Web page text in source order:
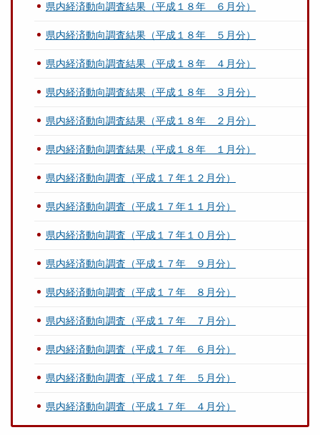
県内経済動向調査結果（平成１８年 ６月分）
県内経済動向調査結果（平成１８年 ５月分）
県内経済動向調査結果（平成１８年 ４月分）
県内経済動向調査結果（平成１８年 ３月分）
県内経済動向調査結果（平成１８年 ２月分）
県内経済動向調査結果（平成１８年 １月分）
県内経済動向調査（平成１７年１２月分）
県内経済動向調査（平成１７年１１月分）
県内経済動向調査（平成１７年１０月分）
県内経済動向調査（平成１７年 ９月分）
県内経済動向調査（平成１７年 ８月分）
県内経済動向調査（平成１７年 ７月分）
県内経済動向調査（平成１７年 ６月分）
県内経済動向調査（平成１７年 ５月分）
県内経済動向調査（平成１７年 ４月分）